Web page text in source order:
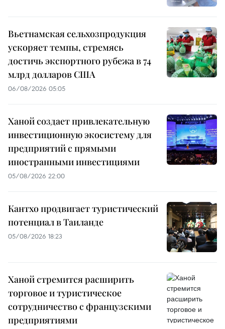
Вьетнамская сельхозпродукция
ускоряет темпы, стремясь
достичь экспортного рубежа в 74
млрд долларов США
06/08/2026 05:05
Ханой создает привлекательную
инвестиционную экосистему для
предприятий с прямыми
иностранными инвестициями
05/08/2026 22:00
Кантхо продвигает туристический
потенциал в Таиланде
05/08/2026 18:23
Ханой стремится расширить
торговое и туристическое
сотрудничество с французскими
предприятиями